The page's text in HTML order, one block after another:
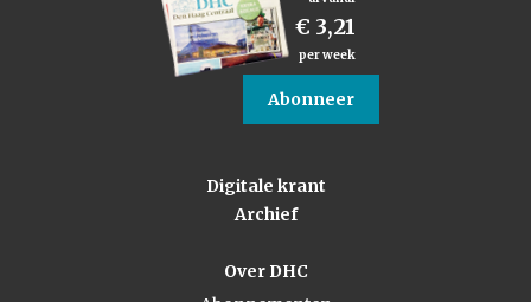
€ 3,21
per week
Abonneer
Digitale krant
Archief
Over DHC